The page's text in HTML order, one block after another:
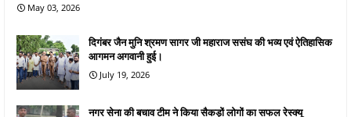
May 03, 2026
दिगंबर जैन मुनि श्रमण सागर जी महाराज ससंघ की भव्य एवं ऐतिहासिक
आगमन अगवानी हुई।
July 19, 2026
नगर सेना की बचाव टीम ने किया सैकड़ों लोगों का सफल रेस्क्यू